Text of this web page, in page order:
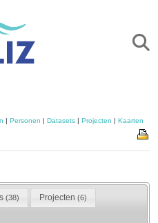
| Personen | Datasets| Projecten | Kaarten
(38) Projecten (6)